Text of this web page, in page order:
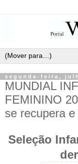
segunda-feira,
MUNDIAL
FEMININO
se recupera
Seleção